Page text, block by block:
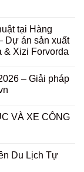
tại Hàng
Dự án sản xuất
& Xizi Forvorda
– Giải pháp
VÀ XE CÔNG
Du Lịch Tự